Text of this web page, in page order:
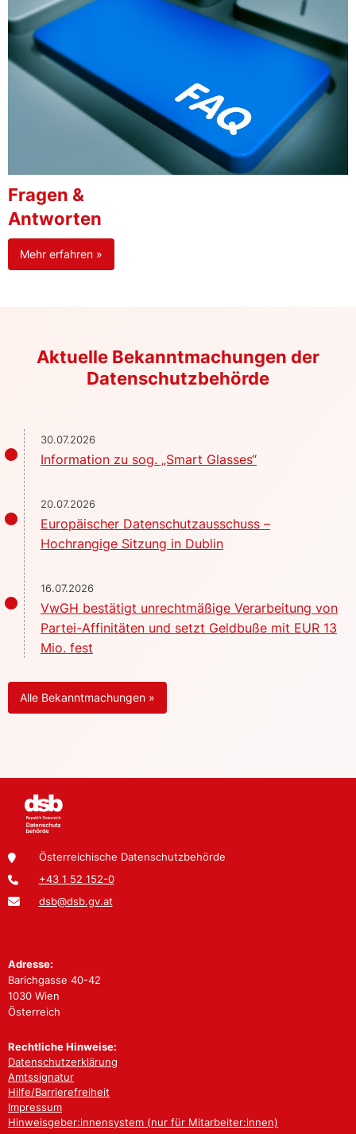
Fragen &
Antworten
Mehr erfahren »
Aktuelle Bekanntmachungen der
Datenschutzbehörde
30.07.2026
Information zu sog. „Smart Glasses“
20.07.2026
Europäischer Datenschutzausschuss –
Hochrangige Sitzung in Dublin
16.07.2026
VwGH bestätigt unrechtmäßige Verarbeitung von
Partei-Affinitäten und setzt Geldbuße mit EUR 13
Mio. fest
Alle Bekanntmachungen »
Österreichische Datenschutzbehörde
+43 1 52 152-0
dsb@dsb.gv.at
Adresse:
Barichgasse 40-42
1030 Wien
Österreich
Rechtliche Hinweise:
Datenschutzerklärung
Amtssignatur
Hilfe/Barrierefreiheit
Impressum
Hinweisgeber:innensystem (nur für Mitarbeiter:innen)